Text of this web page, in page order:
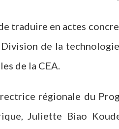
traduire en actes
de la
de la CEA.
régionale du
Juliette Biao